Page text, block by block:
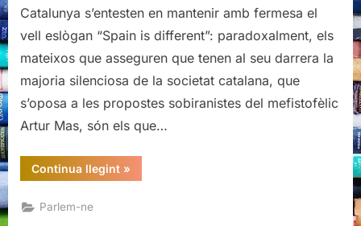
majoria
silenciosa
Catalunya s’entesten en mantenir amb fermesa el
vell eslògan “Spain is different”: paradoxalment, els
mateixos que asseguren que tenen al seu darrera la
majoria silenciosa de la societat catalana, que
s’oposa a les propostes sobiranistes del mefistofèlic
Artur Mas, són els que…
Continua llegint“La
veu
»
Parlem-ne